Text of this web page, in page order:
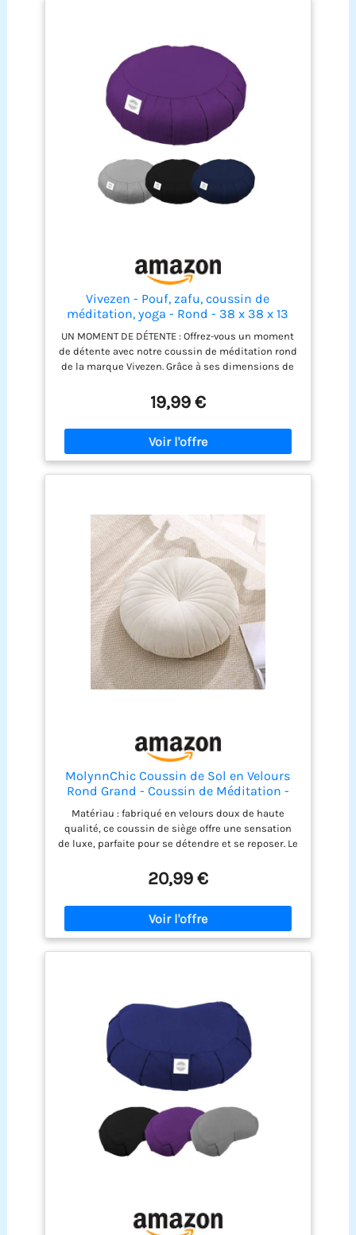
Vivezen - Pouf, zafu, coussin de
méditation, yoga - Rond - 38 x 38 x 13
cm - Plusieurs coloris
UN MOMENT DE DÉTENTE : Offrez-vous un moment
de détente avec notre coussin de méditation rond
de la marque Vivezen. Grâce à ses dimensions de
coussin est pensé pour vous accompagner dans
vos instants de pleine conscience, de relaxation
ou de yoga. CONFORT OPTIMAL : Rembourré de
microbilles ultra-légères, il épouse naturellement
la forme de votre corps pour un maintien agréable
et stable, que vous soyez débutant ou méditant
machine pour une hygiène parfaite, séance après
séance. FACILE Á TRANSPORTER : Grâce à sa poignée
intégrée, emmenez-le partout avec vous : au
studio, en plein air, ou même en voyage.
Redécouvrez la méditation avec un coussin qui
allie sobriété, praticité et bien-être. Faites de
chaque assise un moment d'équilibre. Il est
disponible en plusieurs coloris s'harmoniser avec
votre intérieur ou votre tapis de yoga. SOCIÉTÉ
FRANÇAISE Notre ambition est de répondre à vos
besoins du quotidien en vous proposant des
gammes de plus en plus variées et tendance. Un
19,99 €
MolynnChic Coussin de Sol en Velours
Rond Grand - Coussin de Méditation -
Coussin de Sol - Coussin de Siège pour
Adultes, Coussin Épais en Velours pour
Yoga, Salon, Balcon, Plein Air, Tatami 40
cm
Matériau : fabriqué en velours doux de haute
qualité, ce coussin de siège offre une sensation
de luxe, parfaite pour se détendre et se reposer. Le
d'entretien. Remplissage : Coton PP,
généreusement rembourré, ferme et
incroyablement confortable. Cela en fait un choix
pratique pour chaque maison Taille : avec une
mesure de 40 cm et une épaisseur de 12 cm, ce
coussin de salon est de la taille parfaite pour
qui s'assoient sur le sol. Il est largement utilisé
sur les lits, les canapés/sofas, les tables basses,
les chaises, les coins lecture et pour regarder la
télévision. Design : la magnifique décoration
brodée sur le coussin rond ajoute une touche
d'élégance et de sophistication à n'importe quelle
coucher, balcon, terrasse ou même au bureau. Il
est assez polyvalent pour fonctionner dans
n'importe quelle pièce. Versatilité : Ce coussin
géant est un pouf de sol de haute qualité, un
tatami, un coussin de pique-nique, un coussin de
20,99 €